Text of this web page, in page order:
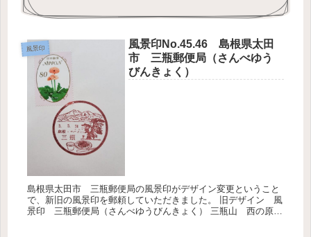
風景印
風景印No.45.46 島根県太田
市 三瓶郵便局（さんべゆう
びんきょく）
島根県太田市 三瓶郵便局の風景印がデザイン変更ということ
で、新旧の風景印を郵頼していただきました。 旧デザイン 風
景印 三瓶郵便局（さんべゆうびんきょく） 三瓶山 西の原高